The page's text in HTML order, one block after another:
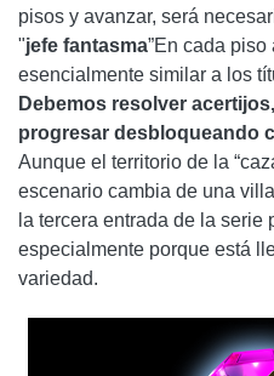
pisos y avanzar, será
"jefe fantasma”En cada
esencialmente similar a los
Debemos resolver
progresar desbloqueando
Aunque el territorio de la
escenario cambia de una
la tercera entrada de la serie
especialmente porque está
variedad.